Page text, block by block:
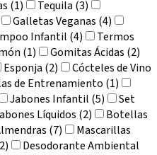
(1)
Tequila (3)
Galletas Veganas (4)
Infantil (4)
Termos
(1)
Gomitas Ácidas (2)
Esponja (2)
Cócteles de Vino
de Entrenamiento (1)
Jabones Infantil (5)
Set
Líquidos (2)
Botellas
(7)
Mascarillas
Desodorante Ambiental